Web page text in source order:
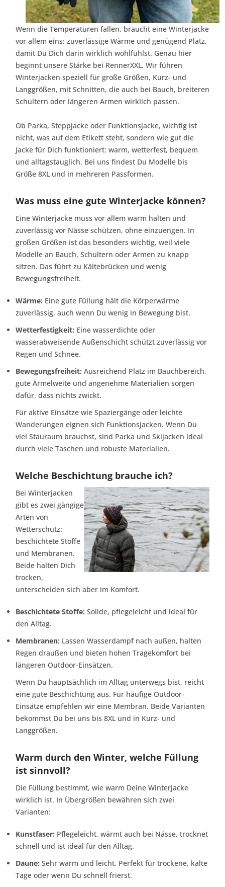
Wenn die Temperaturen fallen, braucht eine Winterjacke
vor allem eins: zuverlässige Wärme und genügend Platz,
damit Du Dich darin wirklich wohlfühlst. Genau hier
beginnt unsere Stärke bei RennerXXL. Wir führen
Winterjacken speziell für große Größen, Kurz- und
Langgrößen, mit Schnitten, die auch bei Bauch, breiteren
Schultern oder längeren Armen wirklich passen.
Ob Parka, Steppjacke oder Funktionsjacke, wichtig ist
nicht, was auf dem Etikett steht, sondern wie gut die
Jacke für Dich funktioniert: warm, wetterfest, bequem
und alltagstauglich. Bei uns findest Du Modelle bis
Größe 8XL und in mehreren Passformen.
Was muss eine gute Winterjacke können?
Eine Winterjacke muss vor allem warm halten und
zuverlässig vor Nässe schützen, ohne einzuengen. In
großen Größen ist das besonders wichtig, weil viele
Modelle an Bauch, Schultern oder Armen zu knapp
sitzen. Das führt zu Kältebrücken und wenig
Bewegungsfreiheit.
Wärme: Eine gute Füllung hält die Körperwärme
zuverlässig, auch wenn Du wenig in Bewegung bist.
Wetterfestigkeit: Eine wasserdichte oder
wasserabweisende Außenschicht schützt zuverlässig vor
Regen und Schnee.
Bewegungsfreiheit: Ausreichend Platz im Bauchbereich,
gute Ärmelweite und angenehme Materialien sorgen
dafür, dass nichts zwickt.
Für aktive Einsätze wie Spaziergänge oder leichte
Wanderungen eignen sich Funktionsjacken. Wenn Du
viel Stauraum brauchst, sind Parka und Skijacken ideal
durch viele Taschen und robuste Materialien.
Welche Beschichtung brauche ich?
Bei Winterjacken
gibt es zwei gängige
Arten von
Wetterschutz:
beschichtete Stoffe
und Membranen.
Beide halten Dich
trocken,
unterscheiden sich aber im Komfort.
Beschichtete Stoffe: Solide, pflegeleicht und ideal für
den Alltag.
Membranen: Lassen Wasserdampf nach außen, halten
Regen draußen und bieten hohen Tragekomfort bei
längeren Outdoor-Einsätzen.
Wenn Du hauptsächlich im Alltag unterwegs bist, reicht
eine gute Beschichtung aus. Für häufige Outdoor-
Einsätze empfehlen wir eine Membran. Beide Varianten
bekommst Du bei uns bis 8XL und in Kurz- und
Langgrößen.
Warm durch den Winter, welche Füllung
ist sinnvoll?
Die Füllung bestimmt, wie warm Deine Winterjacke
wirklich ist. In Übergrößen bewähren sich zwei
Varianten:
Kunstfaser: Pflegeleicht, wärmt auch bei Nässe, trocknet
schnell und ist ideal für den Alltag.
Daune: Sehr warm und leicht. Perfekt für trockene, kalte
Tage oder wenn Du schnell frierst.